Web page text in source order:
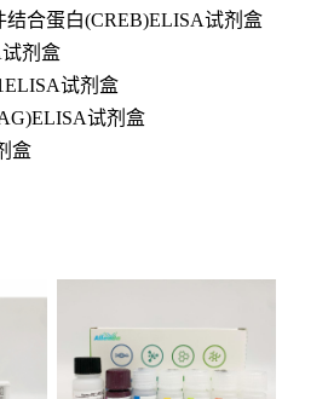
合蛋白(CREB)ELISA试剂盒
剂盒
试剂盒
试剂盒
盒